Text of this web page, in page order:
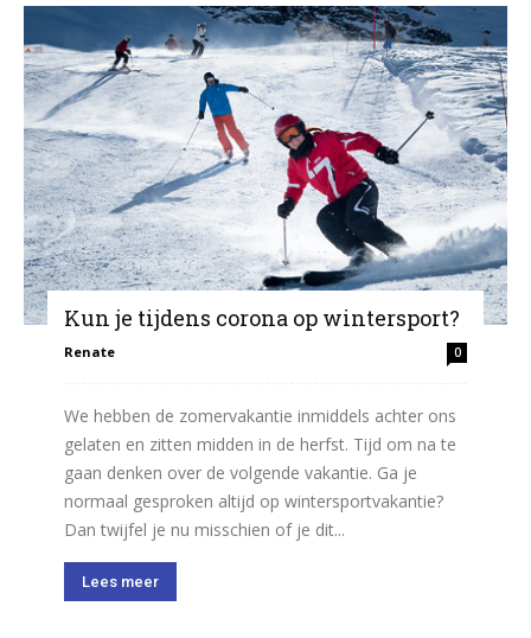
Kun je tijdens corona op wintersport?
Renate 0
We hebben de zomervakantie inmiddels achter ons
gelaten en zitten midden in de herfst. Tijd om na te
gaan denken over de volgende vakantie. Ga je
normaal gesproken altijd op wintersportvakantie?
Dan twijfel je nu misschien of je dit...
Lees meer